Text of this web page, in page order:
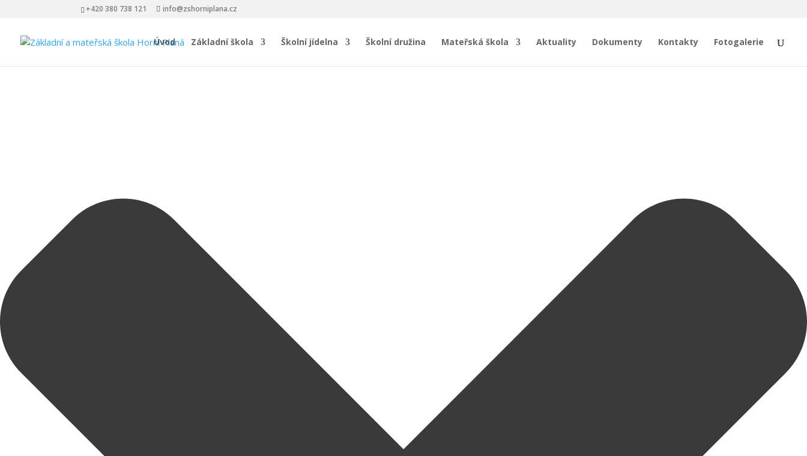
Spravovat Souhlas s cookies+420 380 738 121 info@zshorniplana.cz
Úvod Základní škola Školní jídelna Školní družina Mateřská škola Aktuality Dokumenty Kontakty Fotogalerie